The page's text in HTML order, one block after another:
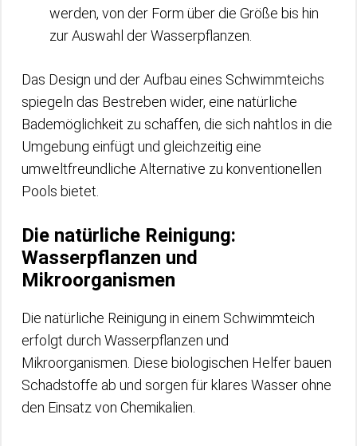
werden, von der Form über die Größe bis hin
zur Auswahl der Wasserpflanzen.
Das Design und der Aufbau eines Schwimmteichs
spiegeln das Bestreben wider, eine natürliche
Bademöglichkeit zu schaffen, die sich nahtlos in die
Umgebung einfügt und gleichzeitig eine
umweltfreundliche Alternative zu konventionellen
Pools bietet.
Die natürliche Reinigung:
Wasserpflanzen und
Mikroorganismen
Die natürliche Reinigung in einem Schwimmteich
erfolgt durch Wasserpflanzen und
Mikroorganismen. Diese biologischen Helfer bauen
Schadstoffe ab und sorgen für klares Wasser ohne
den Einsatz von Chemikalien.